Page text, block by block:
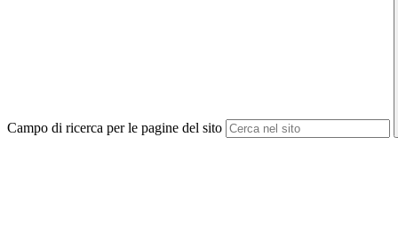
Campo di ricerca per le pagine del sito